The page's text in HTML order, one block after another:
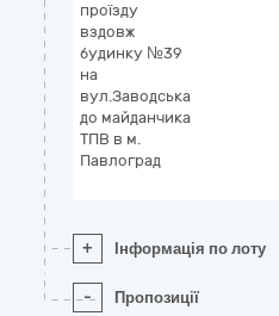
проїзду
вздовж
будинку №39
на
вул.Заводська
до майданчика
ТПВ в м.
Павлоград
+ Інформація по лоту
- Пропозиції